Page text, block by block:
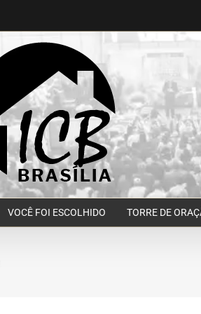
VOCÊ FOI ESCOLHIDO TORRE DE